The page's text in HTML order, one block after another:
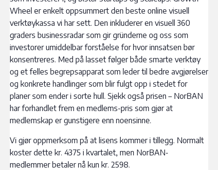
Wheel er enkelt oppsummert den beste online visuell
verktøykassa vi har sett. Den inkluderer en visuell 360
graders businessradar som gir gründerne og oss som
investorer umiddelbar forståelse for hvor innsatsen bør
konsentreres. Med på lasset følger både smarte verktøy
og et felles begrepsapparat som leder til bedre avgjørelser
og konkrete handlinger som blir fulgt opp i stedet for
planer som ender i sorte hull. Sjekk også prisen – NorBAN
har forhandlet frem en medlems-pris som gjør at
medlemskap er gunstigere enn noensinne.
Vi gjør oppmerksom på at lisens kommer i tillegg. Normalt
koster dette kr. 4375 i kvartalet, men NorBAN-
medlemmer betaler nå kun kr. 2598.